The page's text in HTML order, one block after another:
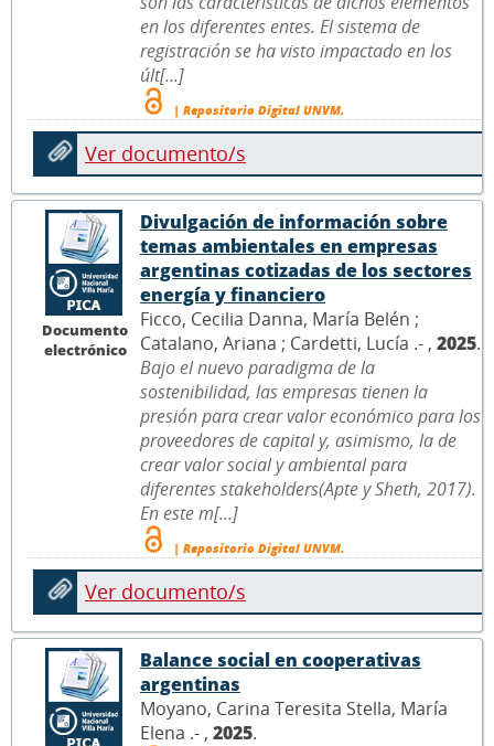
en los diferentes entes. El sistema de
registración se ha visto impactado en los
últ[...]
| Repositorio Digital UNVM.
Ver documento/s
Documento
electrónico
Divulgación de información sobre
temas ambientales en empresas
argentinas cotizadas de los sectores
energía y financiero
Ficco, Cecilia Danna, María Belén ;
Catalano, Ariana ; Cardetti, Lucía .- , 2025.
Bajo el nuevo paradigma de la
sostenibilidad, las empresas tienen la
presión para crear valor económico para los
proveedores de capital y, asimismo, la de
crear valor social y ambiental para
diferentes stakeholders(Apte y Sheth, 2017).
En este m[...]
| Repositorio Digital UNVM.
Ver documento/s
Balance social en cooperativas
argentinas
Moyano, Carina Teresita Stella, María
Elena .- , 2025.